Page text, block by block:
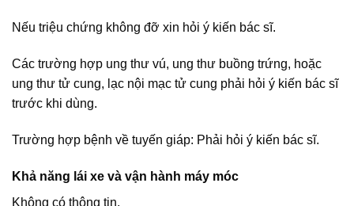
Nếu triệu chứng không đỡ xin hỏi ý kiến bác sĩ.
Các trường hợp ung thư vú, ung thư buồng trứng, hoặc
ung thư tử cung, lạc nội mạc tử cung phải hỏi ý kiến bác sĩ
trước khi dùng.
Trường hợp bệnh về tuyến giáp: Phải hỏi ý kiến bác sĩ.
Khả năng lái xe và vận hành máy móc
Không có thông tin.